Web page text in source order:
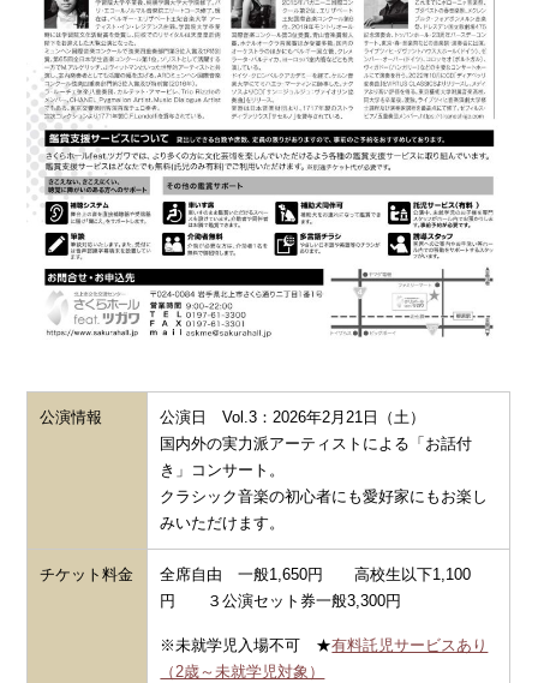
公演情報
公演日 Vol.3：2026年2月21日（土）
国内外の実力派アーティストによる「お話付
き」コンサート。
クラシック音楽の初心者にも愛好家にもお楽し
みいただけます。
チケット料金 全席自由 一般1,650円 高校生以下1,100
円 ３公演セット券一般3,300円
※未就学児入場不可 ★有料託児サービスあり
（2歳～未就学児対象）